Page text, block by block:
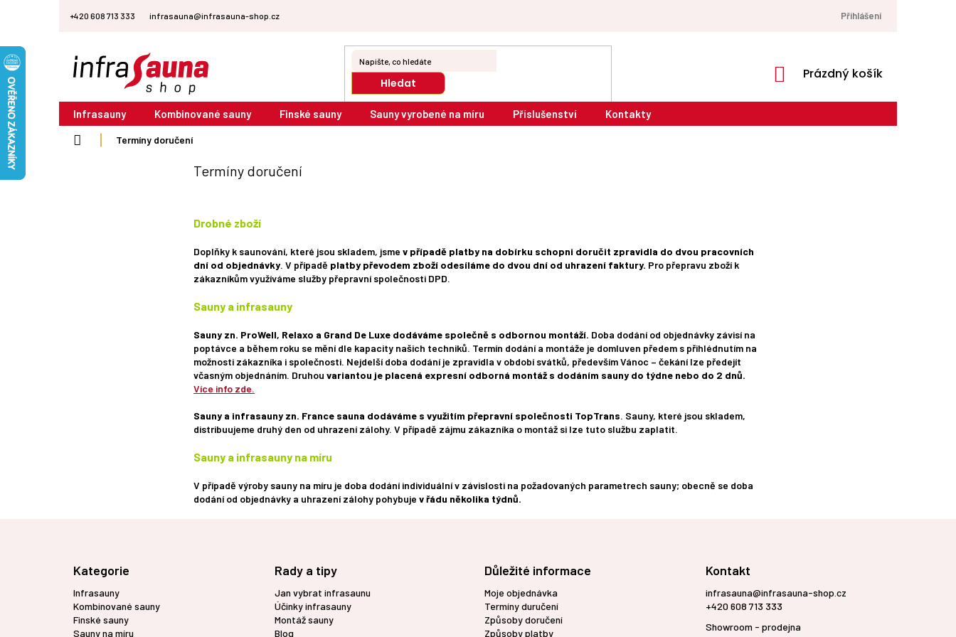
+420 608 713 333 infrasauna@infrasauna-shop.cz Přihlášení
Hledat
NÁKUPNÍ
Prázdný košík
Infrasauny Kombinované sauny Finské sauny Sauny vyrobené na míru Příslušenství Kontakty
Termíny doručení
Termíny doručení
Drobné zboží
Doplňky k saunování, které jsou skladem, jsme v případě platby na dobírku schopni doručit zpravidla do dvou pracovních
dní od objednávky. V případě platby převodem zboží odesíláme do dvou dní od uhrazení faktury. Pro přepravu zboží k
zákazníkům využíváme služby přepravní společnosti DPD.
Sauny a infrasauny
Sauny zn. ProWell, Relaxo a Grand De Luxe dodáváme společně s odbornou montáží. Doba dodání od objednávky závisí na
poptávce a během roku se mění dle kapacity našich techniků. Termín dodání a montáže je domluven předem s přihlédnutím na
možnosti zákazníka i společnosti. Nejdelší doba dodání je zpravidla v období svátků, především Vánoc – čekání lze předejít
včasným objednáním. Druhou variantou je placená expresní odborná montáž s dodáním sauny do týdne nebo do 2 dnů.
Více info zde.
Sauny a infrasauny zn. France sauna dodáváme s využitím přepravní společnosti TopTrans. Sauny, které jsou skladem,
distribuujeme druhý den od uhrazení zálohy. V případě zájmu zákazníka o montáž si lze tuto službu zaplatit.
Sauny a infrasauny na míru
V případě výroby sauny na míru je doba dodání individuální v závislosti na požadovaných parametrech sauny; obecně se doba
dodání od objednávky a uhrazení zálohy pohybuje v řádu několika týdnů.
Kategorie
Infrasauny
Kombinované sauny
Finské sauny
Sauny na míru
Rady a tipy
Jan vybrat infrasaunu
Účinky infrasauny
Montáž sauny
Blog
Důležité informace
Moje objednávka
Termíny duručení
Způsoby doručení
Způsoby platby
Kontakt
infrasauna@infrasauna-shop.cz
+420 608 713 333
Showroom - prodejna